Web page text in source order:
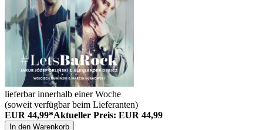
lieferbar innerhalb einer Woche
(soweit verfügbar beim Lieferanten)
EUR 44,99*Aktueller Preis: EUR 44,99
In den Warenkorb